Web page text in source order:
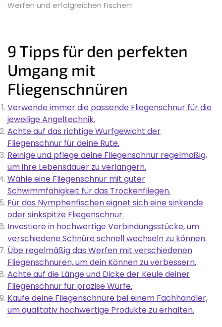
Werfen und erfolgreichen Fischen!
9 Tipps für den perfekten
Umgang mit
Fliegenschnüren
Verwende immer die passende Fliegenschnur für die
jeweilige Angeltechnik.
Achte auf das richtige Wurfgewicht der
Fliegenschnur für deine Rute.
Reinige und pflege deine Fliegenschnur regelmäßig,
um ihre Lebensdauer zu verlängern.
Wähle eine Fliegenschnur mit guter
Schwimmfähigkeit für das Trockenfliegen.
Für das Nymphenfischen eignet sich eine sinkende
oder sinkspitze Fliegenschnur.
Investiere in hochwertige Verbindungsstücke, um
verschiedene Schnüre schnell wechseln zu können.
Übe regelmäßig das Werfen mit verschiedenen
Fliegenschnuren, um dein Können zu verbessern.
Achte auf die Länge und Dicke der Keule deiner
Fliegenschnur für präzise Würfe.
Kaufe deine Fliegenschnüre bei einem Fachhändler,
um qualitativ hochwertige Produkte zu erhalten.